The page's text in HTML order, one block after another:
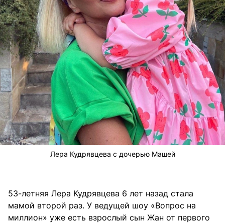
Лера Кудрявцева с дочерью Машей
53-летняя Лера Кудрявцева 6 лет назад стала
мамой второй раз. У ведущей шоу «Вопрос на
миллион» уже есть взрослый сын Жан от первого